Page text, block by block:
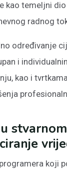
kao temeljni
radnog
određivanje
i
kao i
koji